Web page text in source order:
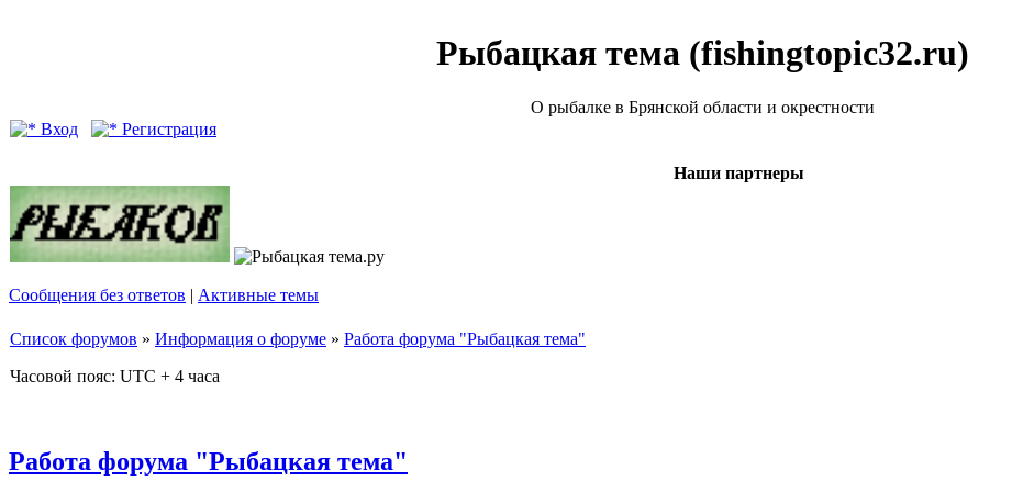
Рыбацкая тема (fishingtopic32.ru)
О рыбалке в Брянской области и окрестности
Вход
Регистрация
Наши партнеры
Сообщения без ответов | Активные темы
Список форумов » Информация о форуме » Работа форума "Рыбацкая тема"
Часовой пояс: UTC + 4 часа
Работа форума "Рыбацкая тема"